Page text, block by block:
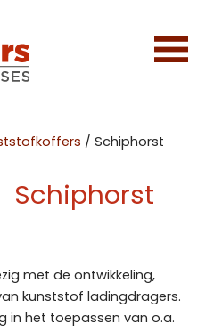
/Schiphorst
Schiphorst
met de ontwikkeling,
kunststof ladingdragers.
in het toepassen van o.a.